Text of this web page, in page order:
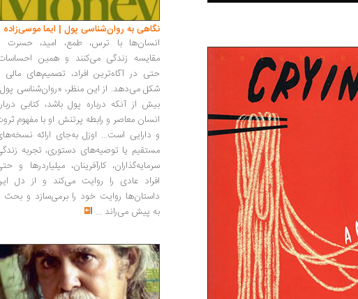
نگاهی به روان‌شناسی پول | ایما موسی‌زاده
انسان‌ها با ترس، طمع، امید، حسرت
مقایسه زندگی می‌کنند و همین
حتی در آگاه‌ترین افراد، تصمیم‌های مالی
شکل می‌دهد. از این منظر، «روان‌شناسی
بیش از آنکه درباره پول باشد، کتابی
انسان معاصر و رابطه پرتنش او با مفهوم
و دارایی است... اوزل به‌جای ارائه
مستقیم یا توصیه‌های دستوری، تجربه
سرمایه‌گذاران، کارآفرینان، میلیاردرها و
افراد عادی را روایت می‌کند و از دل
داستان‌ها روایت خود را برمی‌سازد و بحث
به پیش می‌راند ...